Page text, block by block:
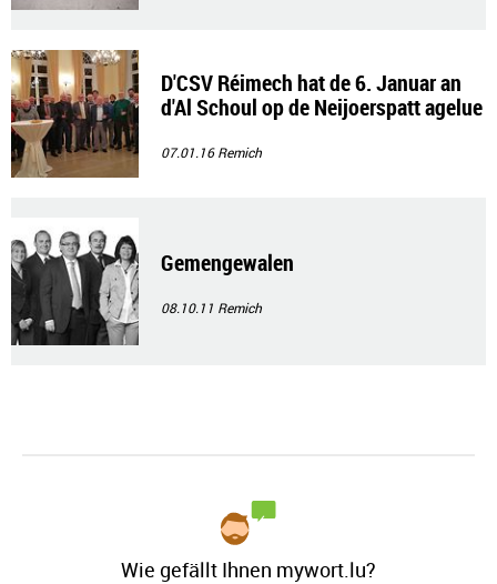
D'CSV Réimech hat de 6. Januar an
d'Al Schoul op de Neijoerspatt agelue
07.01.16Remich
Gemengewalen
08.10.11 Remich
Wie gefällt Ihnen mywort.lu?